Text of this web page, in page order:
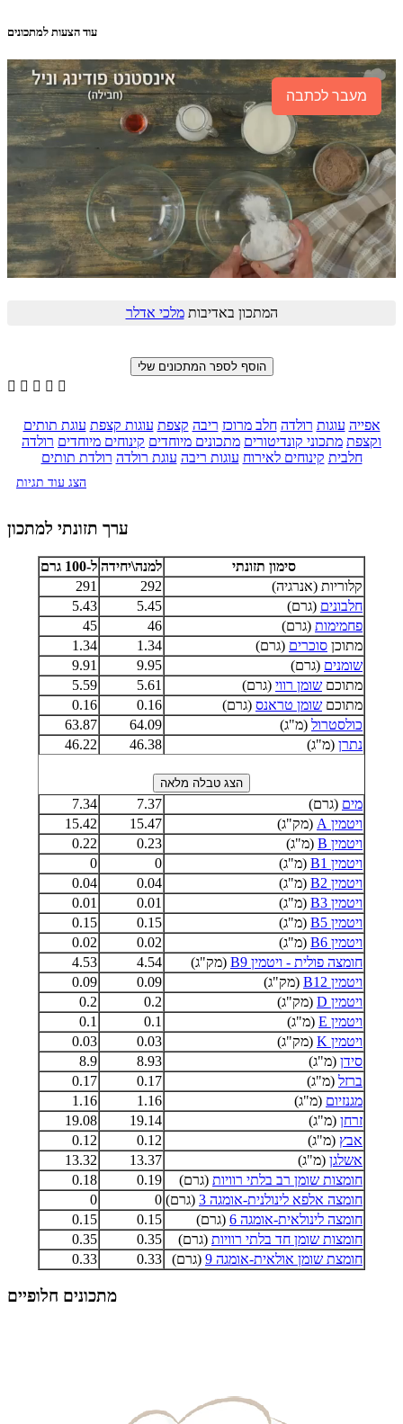
עוד הצעות למתכונים
מעבר לכתבה
המתכון באדיבותמלכי אדלר
    
אפייה עוגות רולדה חלב מרוכז ריבה קצפת עוגות קצפת עוגת תותים
וקצפת מתכוני קונדיטורים מתכונים מיוחדים קינוחים מיוחדים רולדה
חלבית קינוחים לאירוח עוגות ריבה עוגת רולדה רולדת תותים
הצג עוד תגיות
ערך תזונתי למתכון
סימון תזונתי למנה\יחידה ל-100 גרם
קלוריות (אנרגיה)
292
291
חלבונים (גרם) 5.45
5.43
פחמימות (גרם) 46
45
מתוכן סוכרים (גרם) 1.34
1.34
שומנים (גרם) 9.95
9.91
מתוכם שומן רווי (גרם) 5.61
5.59
מתוכם שומן טראנס (גרם) 0.16
0.16
כולסטרול (מ"ג) 64.09
63.87
נתרן (מ"ג) 46.38
46.22
מים (גרם) 7.37
7.34
ויטמין A
(מק"ג) 15.47
15.42
ויטמין B
(מ"ג) 0.23
0.22
ויטמין B1
(מ"ג) 0
0
ויטמין B2
(מ"ג) 0.04
0.04
ויטמין B3
(מ"ג) 0.01
0.01
ויטמין B5
(מ"ג) 0.15
0.15
ויטמין B6
(מ"ג) 0.02
0.02
חומצה פולית - ויטמין B9
(מק"ג) 4.54
4.53
ויטמין B12
(מק"ג) 0.09
0.09
ויטמין D
(מק"ג) 0.2
0.2
ויטמין E
(מ"ג) 0.1
0.1
ויטמין K
(מק"ג) 0.03
0.03
סידן (מ"ג) 8.93
8.9
ברזל (מ"ג) 0.17
0.17
מגנזיום (מ"ג) 1.16
1.16
זרחן (מ"ג) 19.14
19.08
אבץ (מ"ג) 0.12
0.12
אשלגן (מ"ג) 13.37
13.32
חומצות שומן רב בלתי רוויות (גרם) 0.19
0.18
חומצה אלפא לינולנית-אומגה 3
(גרם) 0
0
חומצה לינולאית-אומגה 6
(גרם) 0.15
0.15
חומצות שומן חד בלתי רוויות (גרם) 0.35
0.35
חומצת שומן אולאית-אומגה 9
(גרם) 0.33
0.33
מתכונים חלופיים